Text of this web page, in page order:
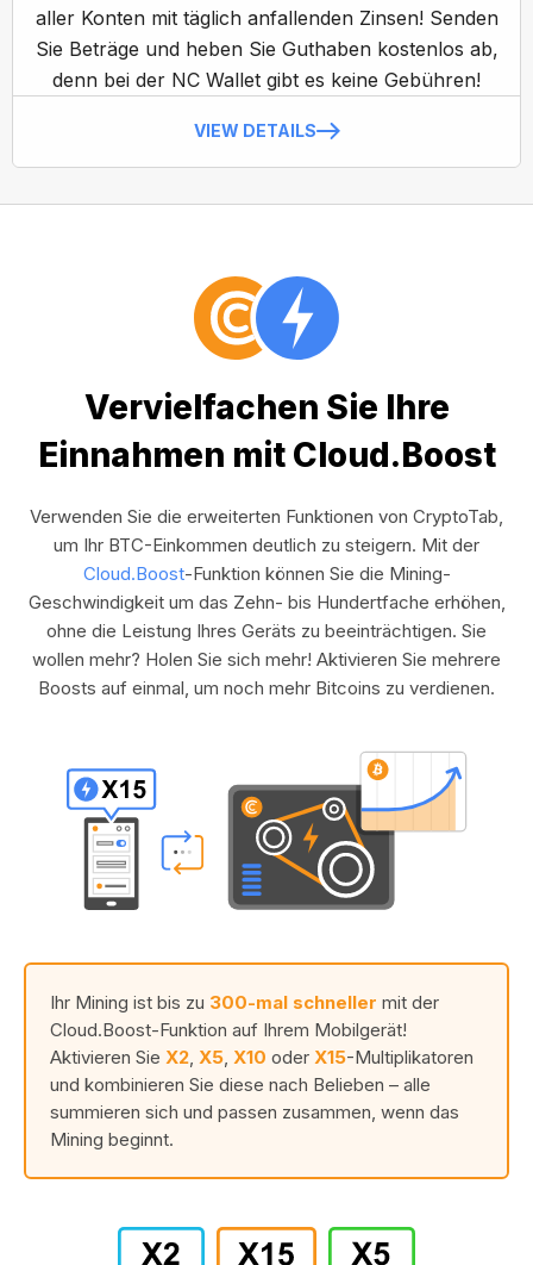
aller Konten mit täglich anfallenden Zinsen! Senden
Sie Beträge und heben Sie Guthaben kostenlos ab,
denn bei der NC Wallet gibt es keine Gebühren!
VIEW DETAILS
Vervielfachen Sie Ihre
Einnahmen mit Cloud.Boost
Verwenden Sie die erweiterten Funktionen von CryptoTab,
um Ihr BTC-Einkommen deutlich zu steigern. Mit der
Cloud.Boost-Funktion können Sie die Mining-
Geschwindigkeit um das Zehn- bis Hundertfache erhöhen,
ohne die Leistung Ihres Geräts zu beeinträchtigen. Sie
wollen mehr? Holen Sie sich mehr! Aktivieren Sie mehrere
Boosts auf einmal, um noch mehr Bitcoins zu verdienen.
Ihr Mining ist bis zu 300-mal schneller mit der
Cloud.Boost-Funktion auf Ihrem Mobilgerät!
Aktivieren Sie X2 X5 X10 oder X15-Multiplikatoren
und kombinieren Sie diese nach Belieben – alle
summieren sich und passen zusammen, wenn das
Mining beginnt.